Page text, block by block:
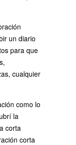
un diario
para que
cualquier
como lo
la
corta
corta